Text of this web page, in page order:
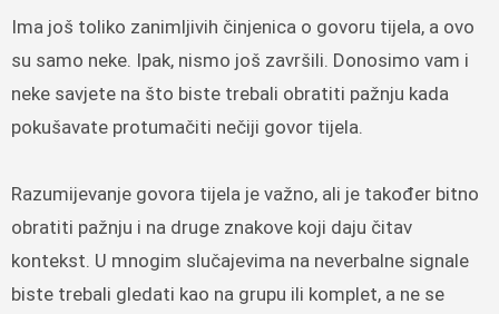
Ima još toliko zanimljivih činjenica o govoru tijela, a ovo
su samo neke. Ipak, nismo još završili. Donosimo vam i
neke savjete na što biste trebali obratiti pažnju kada
pokušavate protumačiti nečiji govor tijela.
Razumijevanje govora tijela je važno, ali je također bitno
obratiti pažnju i na druge znakove koji daju čitav
kontekst. U mnogim slučajevima na neverbalne signale
biste trebali gledati kao na grupu ili komplet, a ne se